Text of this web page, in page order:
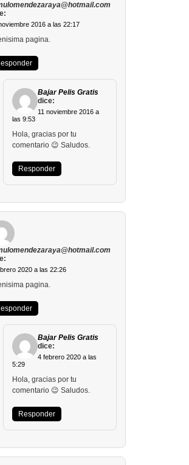
2016 a las 22:17
pagina.
Bajar Pelis Gratis
dice:
11 noviembre 2016 a
las 9:53
Hola, gracias por tu
comentario 😉 Saludos.
Responder
2020 a las 22:26
pagina.
Bajar Pelis Gratis
dice:
4 febrero 2020 a las
5:29
Hola, gracias por tu
comentario 😉 Saludos.
Responder